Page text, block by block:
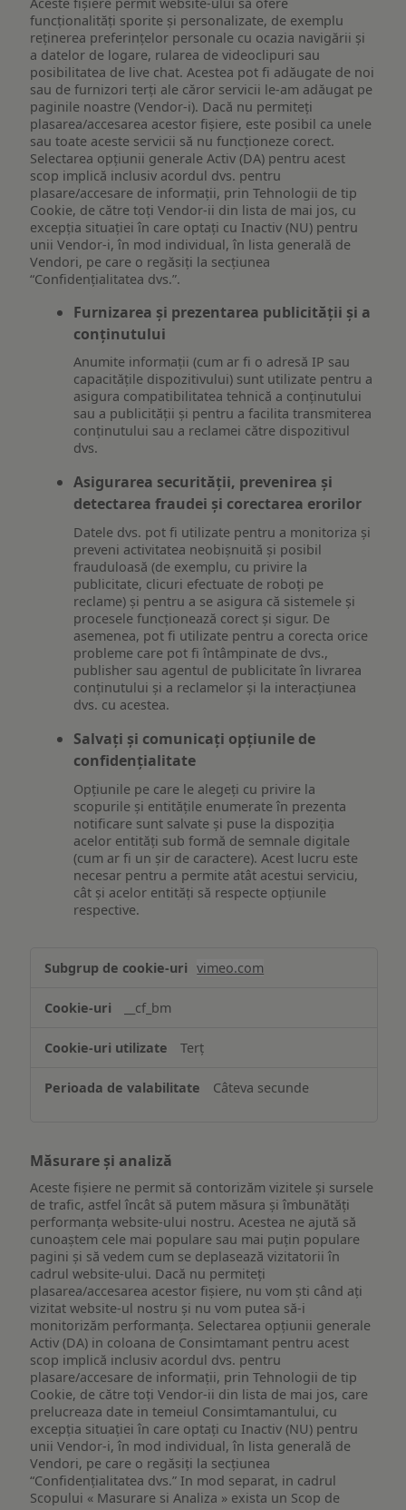
Aceste fișiere permit website-ului să ofere
funcționalități sporite și personalizate, de exemplu
reţinerea preferinţelor personale cu ocazia navigării și
a datelor de logare, rularea de videoclipuri sau
posibilitatea de live chat. Acestea pot fi adăugate de noi
sau de furnizori terți ale căror servicii le-am adăugat pe
paginile noastre (Vendor-i). Dacă nu permiteți
plasarea/accesarea acestor fișiere, este posibil ca unele
sau toate aceste servicii să nu funcționeze corect.
Selectarea opțiunii generale Activ (DA) pentru acest
scop implică inclusiv acordul dvs. pentru
plasare/accesare de informații, prin Tehnologii de tip
Cookie, de către toți Vendor-ii din lista de mai jos, cu
excepția situației în care optați cu Inactiv (NU) pentru
unii Vendor-i, în mod individual, în lista generală de
Vendori, pe care o regăsiți la secțiunea
“Confidențialitatea dvs.”.
Furnizarea și prezentarea publicității și a
conținutului
Anumite informații (cum ar fi o adresă IP sau
capacitățile dispozitivului) sunt utilizate pentru a
asigura compatibilitatea tehnică a conținutului
sau a publicității și pentru a facilita transmiterea
conținutului sau a reclamei către dispozitivul
dvs.
Asigurarea securității, prevenirea și
detectarea fraudei și corectarea erorilor
Datele dvs. pot fi utilizate pentru a monitoriza și
preveni activitatea neobișnuită și posibil
frauduloasă (de exemplu, cu privire la
publicitate, clicuri efectuate de roboți pe
reclame) și pentru a se asigura că sistemele și
procesele funcționează corect și sigur. De
asemenea, pot fi utilizate pentru a corecta orice
probleme care pot fi întâmpinate de dvs.,
publisher sau agentul de publicitate în livrarea
conținutului și a reclamelor și la interacțiunea
dvs. cu acestea.
Salvați și comunicați opțiunile de
confidențialitate
Opțiunile pe care le alegeți cu privire la
scopurile și entitățile enumerate în prezenta
notificare sunt salvate și puse la dispoziția
acelor entități sub formă de semnale digitale
(cum ar fi un șir de caractere). Acest lucru este
necesar pentru a permite atât acestui serviciu,
cât și acelor entități să respecte opțiunile
respective.
funcționalităților
ului
vimeo.com
__cf_bm
Terț
Câteva secunde
Măsurare și analiză
Aceste fișiere ne permit să contorizăm vizitele și sursele
de trafic, astfel încât să putem măsura și îmbunătăți
performanța website-ului nostru. Acestea ne ajută să
cunoaștem cele mai populare sau mai puțin populare
pagini și să vedem cum se deplasează vizitatorii în
cadrul website-ului. Dacă nu permiteți
plasarea/accesarea acestor fișiere, nu vom ști când ați
vizitat website-ul nostru și nu vom putea să-i
monitorizăm performanța. Selectarea opțiunii generale
Activ (DA) in coloana de Consimtamant pentru acest
scop implică inclusiv acordul dvs. pentru
plasare/accesare de informații, prin Tehnologii de tip
Cookie, de către toți Vendor-ii din lista de mai jos, care
prelucreaza date in temeiul Consimtamantului, cu
excepția situației în care optați cu Inactiv (NU) pentru
unii Vendor-i, în mod individual, în lista generală de
Vendori, pe care o regăsiți la secțiunea
“Confidențialitatea dvs.” In mod separat, in cadrul
Scopului « Masurare si Analiza » exista un Scop de